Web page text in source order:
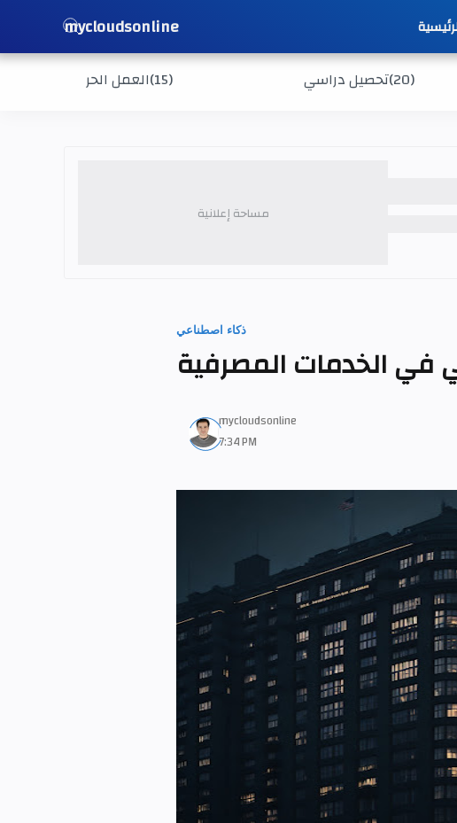
mycloudsonline
العمل الحر(15) تحصيل دراسي(20)
ذكاء اصطناعي
في الخدمات المصرفية
mycloudsonline